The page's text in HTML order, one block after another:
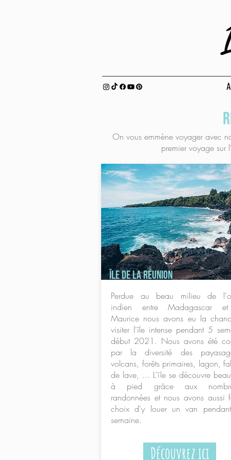
On vous emmène voyager avec
premier voyage
​Île de la Réunion
Perdue au beau milieu de
indien entre Madagascar
Maurice nous avons eu la
visiter l'île intense pendant 5
début 2021. Nous avons été
par la diversité des
volcans, forêts primaires, lagon,
de lave, ... L'île se découvre
à pied grâce aux
randonnées et nous avons aussi
choix d'y louer un van
semaine.
Découvrez ici